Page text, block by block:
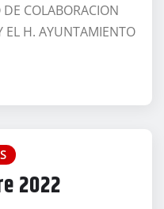
COLABORACION
EL H. AYUNTAMIENTO
2022